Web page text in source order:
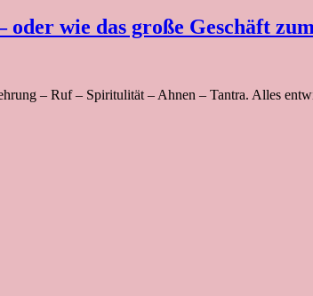
oder wie das große Geschäft
– Ruf – Spiritulität – Ahnen – Tantra. Alles